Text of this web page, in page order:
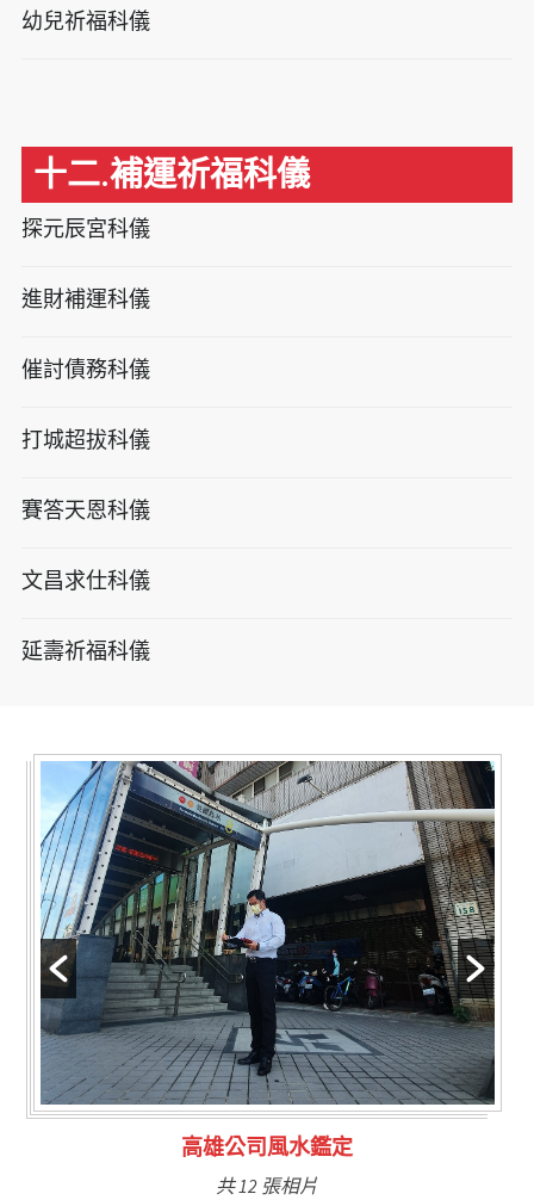
幼兒祈福科儀
十二.補運祈福科儀
探元辰宮科儀
進財補運科儀
催討債務科儀
打城超拔科儀
賽答天恩科儀
文昌求仕科儀
延壽祈福科儀
林氏福主量子生基造命
共 6 張相片